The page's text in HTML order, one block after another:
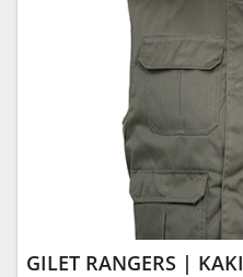
GILET RANGERS | KAKI